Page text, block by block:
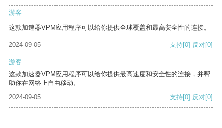
游客
这款加速器VPM应用程序可以给你提供全球覆盖和最高安全性的连接。
2024-09-05 支持[0] 反对[0]
游客
这款加速器VPM应用程序可以给你提供最高速度和安全性的连接，并帮
助你在网络上自由移动。
2024-09-05
支持[0] 反对[0]